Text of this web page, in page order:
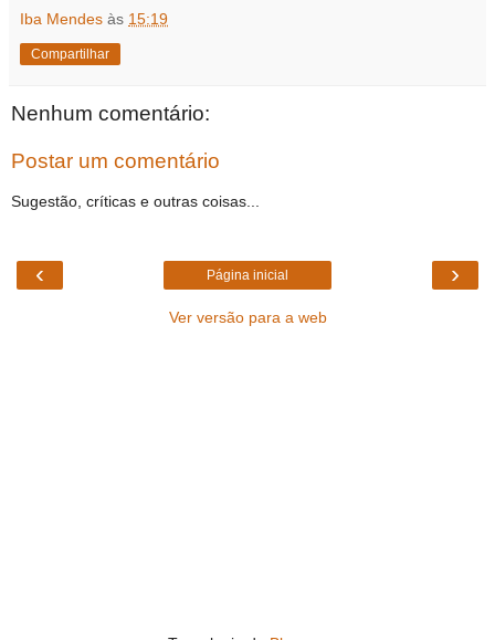
Iba Mendes às 15:19
Compartilhar
Nenhum comentário:
Postar um comentário
Sugestão, críticas e outras coisas...
‹ ›
Página inicial
Ver versão para a web